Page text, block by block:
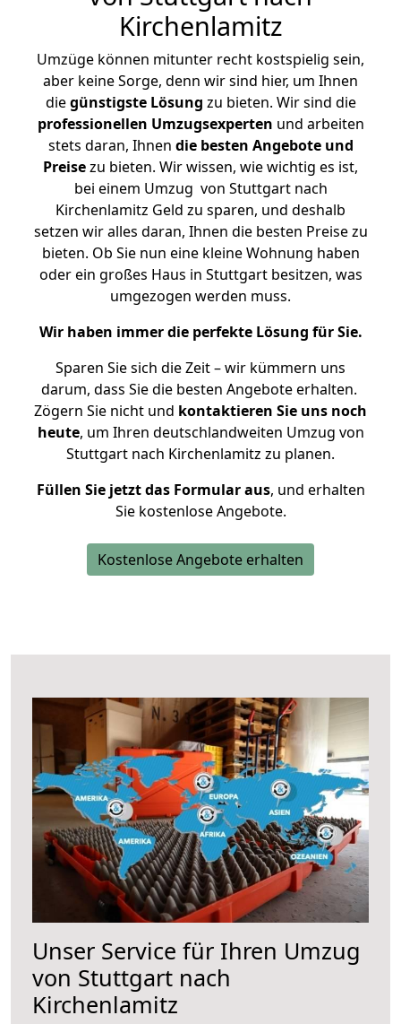
Kirchenlamitz
Umzüge können mitunter recht kostspielig sein,
aber keine Sorge, denn wir sind hier, um Ihnen
diegünstigste Lösung zu bieten. Wir sind die
professionellen Umzugsexperten und arbeiten
stets daran, Ihnen die besten Angebote und
Preisezu bieten. Wir wissen, wie wichtig es ist,
bei einem Umzug von Stuttgart nach
Kirchenlamitz Geld zu sparen, und deshalb
setzen wir alles daran, Ihnen die besten Preise zu
bieten. Ob Sie nun eine kleine Wohnung haben
oder ein großes Haus in Stuttgart besitzen, was
umgezogen werden muss.
Wir haben immer die perfekte Lösung für Sie.
Sparen Sie sich die Zeit – wir kümmern uns
darum, dass Sie die besten Angebote erhalten.
Zögern Sie nicht und kontaktieren Sie uns noch
heute, um Ihren deutschlandweiten Umzug von
Stuttgart nach Kirchenlamitz zu planen.
Füllen Sie jetzt das Formular aus, und erhalten
Sie kostenlose Angebote.
Kostenlose Angebote erhalten
Unser Service für Ihren Umzug
von Stuttgart nach
Kirchenlamitz